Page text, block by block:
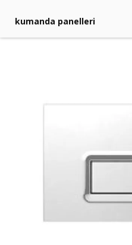
kumanda panelleri